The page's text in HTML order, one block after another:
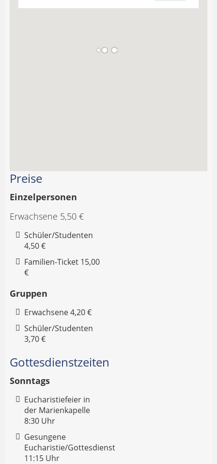
Preise
Einzelpersonen
Erwachsene 5,50 €
Schüler/Studenten
4,50 €
Familien-Ticket 15,00
€
Gruppen
Erwachsene 4,20 €
Schüler/Studenten
3,70 €
Gottesdienstzeiten
Sonntags
Eucharistiefeier in
der Marienkapelle
8:30 Uhr
Gesungene
Eucharistie/Gottesdienst
11:15 Uhr